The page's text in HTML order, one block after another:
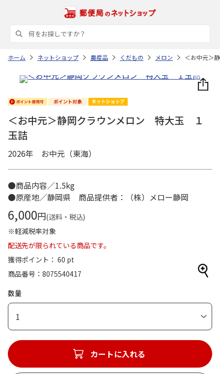
ホーム ネットショップ 農産品 くだもの メロン ＜お中元＞
＜お中元＞静岡クラウンメロン 特大玉 １
玉詰
2026年 お中元（東海）
●商品内容／1.5kg
●原産地／静岡県 商品提供者：（株）メロー静岡
6,000円(送料・税込)
※軽減税率対象
配送先が限られている商品です。
獲得ポイント： 60 pt
商品番号
8075540417
数量
1
カートに入れる